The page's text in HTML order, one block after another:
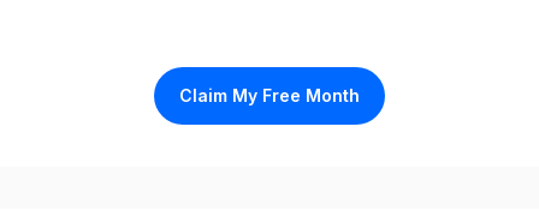
Claim My Free Month